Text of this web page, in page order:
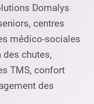
Domalys
centres
médico-sociales
chutes,
TMS, confort
des